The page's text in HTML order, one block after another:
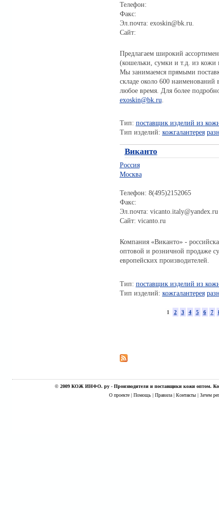
Телефон:
Факс:
Эл.почта: exoskin@bk.ru.
Сайт:
Предлагаем широкий
(кошельки, сумки и т.д. из кожи
Мы занимаемся прямыми
складе около 600
любое время. Для более
exoskin@bk.ru
Тип: поставщик изделий из
Тип изделий: кожгалантерея
Виканто
Россия
Москва
Телефон: 8(495)2152065
Факс:
Эл.почта: vicanto.italy@yandex.ru
Сайт: vicanto.ru
Компания «Виканто» -
оптовой и розничной продаже
европейских производителей.
Тип: поставщик изделий из
Тип изделий: кожгалантерея
1 2 3 4 5 6 7
© 2009 КОЖ ИНФО. ру - Производители и поставщики кожи оптом.
О проекте | Помощь | Правила | Контакты | Зачем